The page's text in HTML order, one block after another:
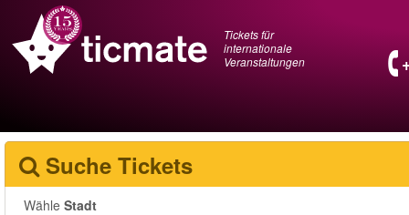
Tickets für
internationale
Veranstaltungen
Suche Tickets
Wähle Stadt